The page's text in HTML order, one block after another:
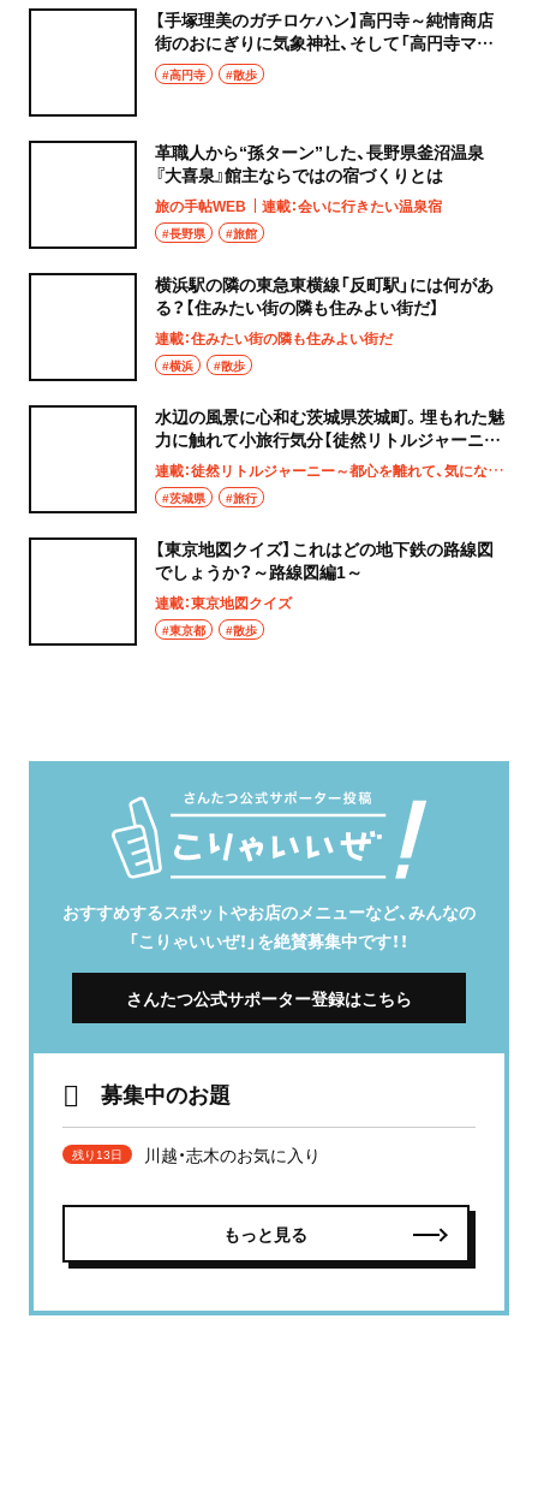
【手塚理美のガチロケハン】高円寺～純情商店
街のおにぎりに気象神社、そして「高円寺マシ
タ」へ！
#高円寺 #散歩
革職人から“孫ターン”した、長野県釜沼温泉
『大喜泉』館主ならではの宿づくりとは
旅の手帖WEB 連載：会いに行きたい温泉宿
#長野県 #旅館
横浜駅の隣の東急東横線「反町駅」には何があ
る？【住みたい街の隣も住みよい街だ】
連載：住みたい街の隣も住みよい街だ
#横浜 #散歩
水辺の風景に心和む茨城県茨城町。埋もれた魅
力に触れて小旅行気分【徒然リトルジャーニ
ー】
連載：徒然リトルジャーニー～都心を離れて、気になる土地へ
#茨城県 #旅行
【東京地図クイズ】これはどの地下鉄の路線図
でしょうか？～路線図編1～
連載：東京地図クイズ
#東京都 #散歩
おすすめするスポットやお店のメニューなど、みんなの
「こりゃいいぜ！」を絶賛募集中です！！
さんたつ公式サポーター登録はこちら
募集中のお題
残り13日 川越・志木のお気に入り
もっと見る